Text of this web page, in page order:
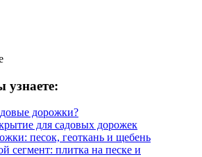
узнаете:
дорожки?
для садовых дорожек
песок, геоткань и щебень
сегмент: плитка на песке и